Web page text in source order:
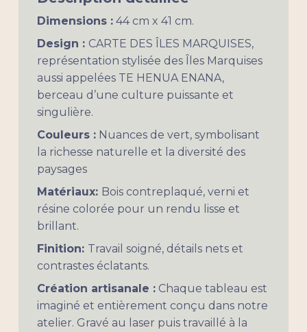
Dimensions :44 cm x 41 cm.
Design : CARTE DES ÎLES MARQUISES,
représentation stylisée des Îles Marquises
aussi appelées TE HENUA ENANA,
berceau d’une culture puissante et
singulière.
Couleurs :Nuances de vert, symbolisant
la richesse naturelle et la diversité des
paysages
Matériaux: Bois contreplaqué, verni et
résine colorée pour un rendu lisse et
brillant.
Finition: Travail soigné, détails nets et
contrastes éclatants.
Création artisanale :Chaque tableau est
imaginé et entièrement conçu dans notre
atelier. Gravé au laser puis travaillé à la